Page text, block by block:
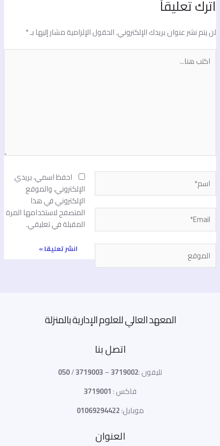
تعليقاً
يتم نشر عنوان بريدك الإلكتروني.الحقول الإلزامية مشار إليها بـ*
احفظ اسمي، بريدي
الإلكتروني، والموقع
الإلكتروني في هذا
المتصفح لاستخدامها المرة
المقبلة في تعليقي.
المعهد العالي للعلوم الإدارية بالمنزلة
اتصل بنا
تليفون :3719002
–
3719003
/
050
فاكس :3719001
موبايل:01069294422
العنوان